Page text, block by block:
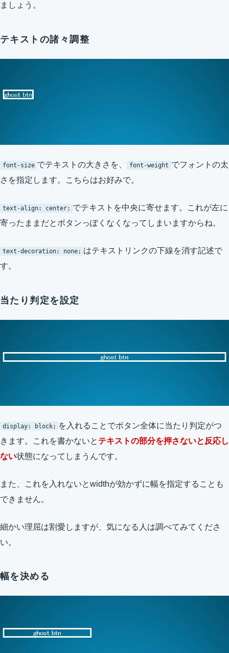
ましょう。
テキストの諸々調整
font-size でテキストの大きさを、 font-weight でフォントの太
さを指定します。こちらはお好みで。
text-align: center; でテキストを中央に寄せます。これが左に
寄ったままだとボタンっぽくなくなってしまいますからね。
text-decoration: none; はテキストリンクの下線を消す記述で
す。
当たり判定を設定
display: block; を入れることでボタン全体に当たり判定がつ
きます。これを書かないと テキストの部分を押さないと反応し
ない状態になってしまうんです。
また、これを入れないとwidthが効かずに幅を指定することも
できません。
細かい理屈は割愛しますが、気になる人は調べてみてくださ
い。
幅を決める